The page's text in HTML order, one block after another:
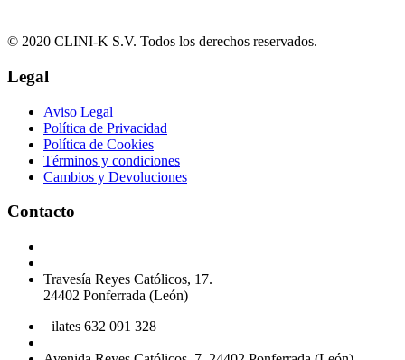
© 2020 CLINI-K S.V. Todos los derechos reservados.
Legal
Aviso Legal
Política de Privacidad
Política de Cookies
Términos y condiciones
Cambios y Devoluciones
Contacto
Travesía Reyes Católicos, 17.
24402 Ponferrada (León)
ilates 632 091 328